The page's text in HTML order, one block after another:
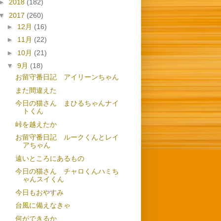
2018 (182)
2017 (260)
► 12月 (16)
► 11月 (22)
► 10月 (21)
▼ 9月 (18)
お留守番日記 アイリーンちゃん
また間違えた
今日の猫さん まひるちゃんナイ
トくん
峠を越えたか
お留守番日記 ルークくんとレイ
アちゃん
遠いところにあるもの
今日の猫さん チャロくんハミち
ゃんスイくん
今日もおやすみ
台風に備えなきゃ
何ができるか